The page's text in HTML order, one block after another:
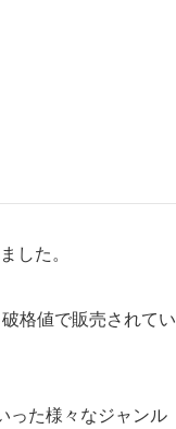
した。
格値で販売されてい
った様々なジャンル